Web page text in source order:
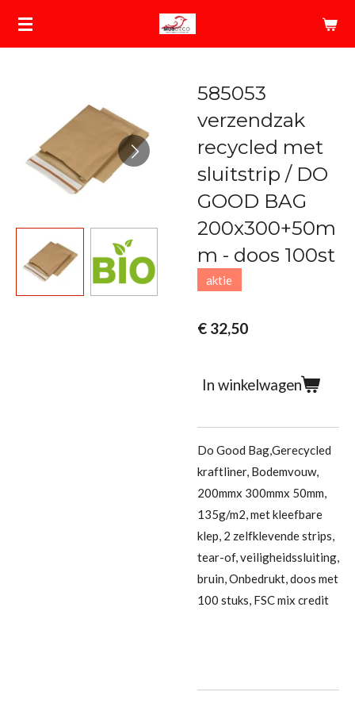
Ga
585053
verzendzak
recycled met
sluitstrip / DO
GOOD BAG
200x300+50m
m - doos 100st
aktie
€ 32,50
In winkelwagen
Do Good Bag,Gerecycled
kraftliner, Bodemvouw,
200mmx 300mmx 50mm,
135g/m2, met kleefbare
klep, 2 zelfklevende strips,
tear-of, veiligheidssluiting,
bruin, Onbedrukt, doos met
100 stuks, FSC mix credit